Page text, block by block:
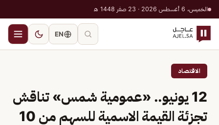
الخميس، 6 أغسطس 2026 · 23 صفر 1448 هـ
EN
الاقتصاد
12 يونيو.. «عمومية شمس» تناقش
تجزئة القيمة الاسمية للسهم من 10